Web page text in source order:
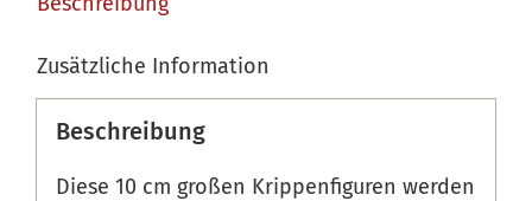
Zusätzliche Information
Beschreibung
Diese 10 cm großen Krippenfiguren werden